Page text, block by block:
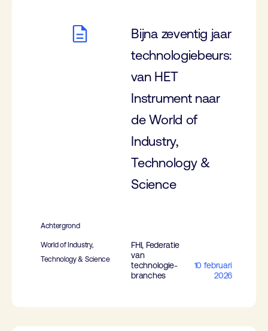
Bijna zeventig jaar
technologiebeurs:
van HET
Instrument naar
de World of
Industry,
Technology &
Science
Achtergrond
World of Industry,
Technology & Science
FHI, Federatie
van
technologie-
branches
10 februari
2026